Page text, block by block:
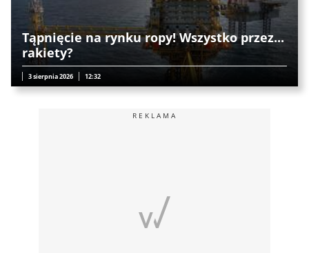
Tąpnięcie na rynku ropy! Wszystko przez...
rakiety?
3 sierpnia 2026 12:32
REKLAMA